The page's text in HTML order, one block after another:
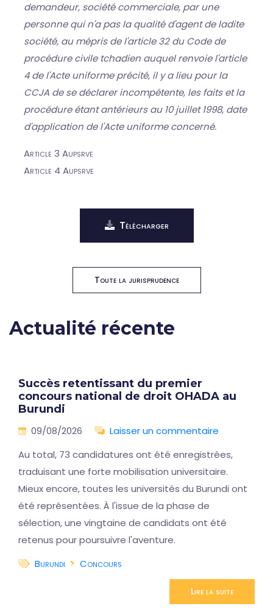
demandeur, société commerciale, par une
personne qui n'a pas la qualité d'agent de ladite
société, au mépris de l'article 32 du Code de
procédure civile tchadien auquel renvoie l'article
4 de l'Acte uniforme précité, il y a lieu pour la
CCJA de se déclarer incompétente, les faits et la
procédure étant antérieurs au 10 juillet 1998, date
d'application de l'Acte uniforme concerné.
Article 3 Aupsrve
Article 4 Aupsrve
Télécharger
Toute la jurisprudence
Actualité récente
Succès retentissant du premier
concours national de droit OHADA au
Burundi
09/08/2026
Laisser un commentaire
Au total, 73 candidatures ont été enregistrées,
traduisant une forte mobilisation universitaire.
Mieux encore, toutes les universités du Burundi ont
été représentées. À l'issue de la phase de
sélection, une vingtaine de candidats ont été
retenus pour poursuivre l'aventure.
Burundi
Concours
Lire la suite